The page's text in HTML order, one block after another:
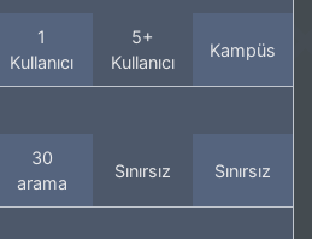
1
Kullanıcı
5+
Kullanıcı
Kampüs
30
arama
Sınırsız Sınırsız